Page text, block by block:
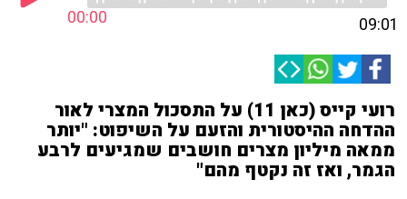
00:00 09:01
רועי קייס (כאן 11) על התסכול המצרי לאור
ההדחה ההיסטורית והזעם על השיפוט: "יותר
ממאה מיליון מצרים חושבים שמגיעים לרבע
הגמר, ואז זה נקטף מהם"